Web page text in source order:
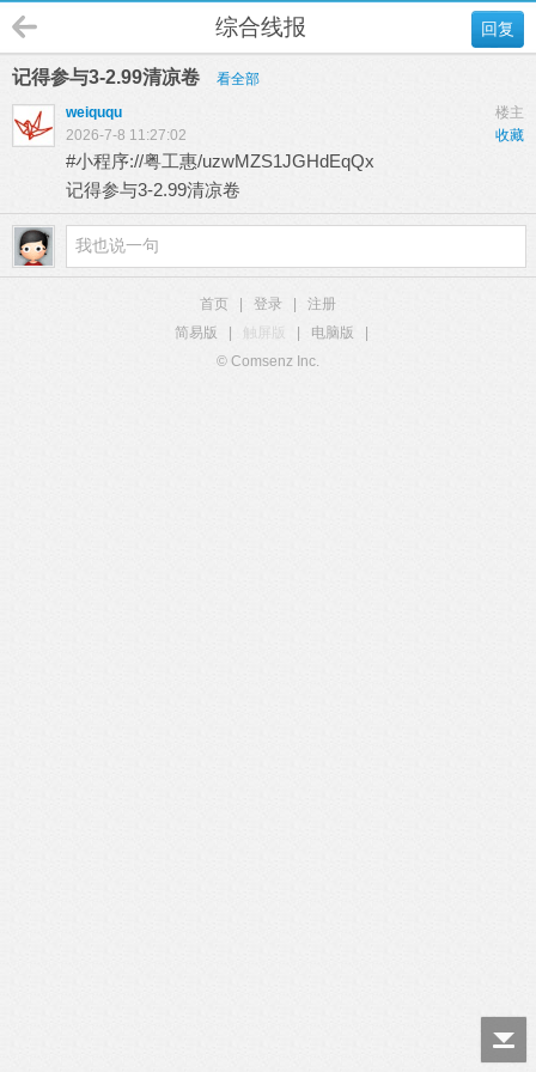
回复
综合线报
记得参与3-2.99清凉卷
看全部
楼主
weiququ
收藏
2026-7-8 11:27:02
#小程序://粤工惠/uzwMZS1JGHdEqQx
记得参与3-2.99清凉卷
首页 登录
注册
简易版
触屏版 电脑版
© Comsenz Inc.